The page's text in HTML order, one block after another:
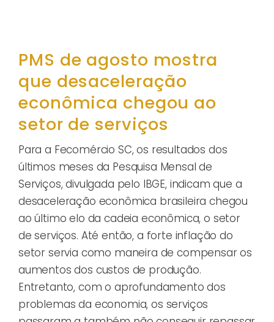
PMS de agosto mostra
que desaceleração
econômica chegou ao
setor de serviços
Para a Fecomércio SC, os resultados dos
últimos meses da Pesquisa Mensal de
Serviços, divulgada pelo IBGE, indicam que a
desaceleração econômica brasileira chegou
ao último elo da cadeia econômica, o setor
de serviços. Até então, a forte inflação do
setor servia como maneira de compensar os
aumentos dos custos de produção.
Entretanto, com o aprofundamento dos
problemas da economia, os serviços